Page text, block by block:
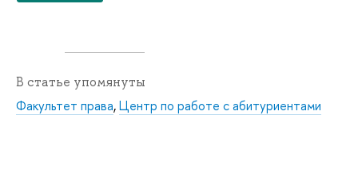
В статье упомянуты
Факультет права,Центр по работе с абитуриентами